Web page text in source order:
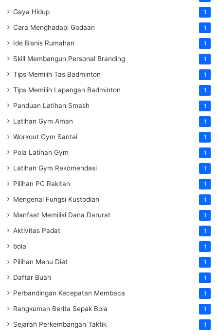
Gaya Hidup 1
Cara Menghadapi Godaan 1
Ide Bisnis Rumahan 1
Skill Membangun Personal Branding 1
Tips Memilih Tas Badminton 1
Tips Memilih Lapangan Badminton 1
Panduan Latihan Smash 1
Latihan Gym Aman 1
Workout Gym Santai 1
Pola Latihan Gym 1
Latihan Gym Rekomendasi 1
Pilihan PC Rakitan 1
Mengenal Fungsi Kustodian 1
Manfaat Memiliki Dana Darurat 1
Aktivitas Padat 1
bola 1
Pilihan Menu Diet 1
Daftar Buah 1
Perbandingan Kecepatan Membaca 1
Rangkuman Berita Sepak Bola 1
Sejarah Perkembangan Taktik 1